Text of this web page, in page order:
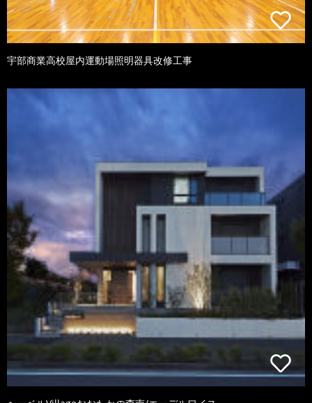
宇部商業高校屋内運動場照明器具改修工事